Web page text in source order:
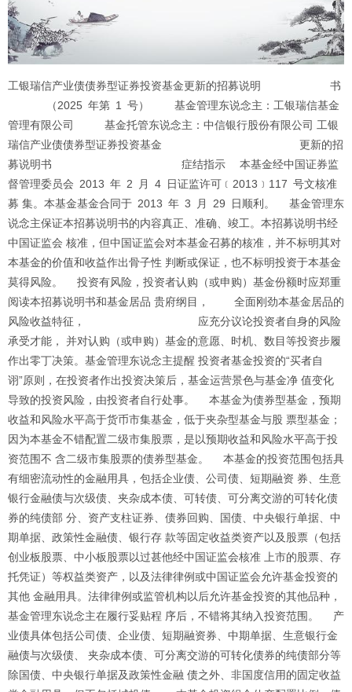
工银瑞信产业债债券型证券投资基金更新的招募说明 书 （2025 年第 1 号） 基金管理东说念主：工银瑞信基金管理有限公司 基金托管东说念主：中信银行股份有限公司 工银瑞信产业债债券型证券投资基金 更新的招募说明书 症结指示 本基金经中国证券监督管理委员会 2013 年 2 月 4 日证监许可﹝2013﹞117 号文核准募 集。本基金基金合同于 2013 年 3 月 29 日顺利。 基金管理东说念主保证本招募说明书的内容真正、准确、竣工。本招募说明书经中国证监会 核准，但中国证监会对本基金召募的核准，并不标明其对本基金的价值和收益作出骨子性 判断或保证，也不标明投资于本基金莫得风险。 投资有风险，投资者认购（或申购）基金份额时应郑重阅读本招募说明书和基金居品 贵府纲目， 全面刚劲本基金居品的风险收益特征， 应充分议论投资者自身的风险承受才能， 并对认购（或申购）基金的意愿、时机、数目等投资步履作出零丁决策。基金管理东说念主提醒 投资者基金投资的“买者自诩”原则，在投资者作出投资决策后，基金运营景色与基金净 值变化导致的投资风险，由投资者自行处事。 本基金为债券型基金，预期收益和风险水平高于货币市集基金，低于夹杂型基金与股 票型基金；因为本基金不错配置二级市集股票，是以预期收益和风险水平高于投资范围不 含二级市集股票的债券型基金。 本基金的投资范围包括具有细密流动性的金融用具，包括企业债、公司债、短期融资 券、生意银行金融债与次级债、夹杂成本债、可转债、可分离交游的可转化债券的纯债部 分、资产支柱证券、债券回购、国债、中央银行单据、中期单据、政策性金融债、银行存 款等固定收益类资产以及股票（包括创业板股票、中小板股票以过甚他经中国证监会核准 上市的股票、存托凭证）等权益类资产，以及法律律例或中国证监会允许基金投资的其他 金融用具。法律律例或监管机构以后允许基金投资的其他品种，基金管理东说念主在履行妥贴程 序后，不错将其纳入投资范围。 产业债具体包括公司债、企业债、短期融资券、中期单据、生意银行金融债与次级债、 夹杂成本债、可分离交游的可转化债券的纯债部分等除国债、中央银行单据及政策性金融 债之外、非国度信用的固定收益类金融用具，但不包括城投债。 本基金投资组合伙产配置比例：债券等固定收益类资产占基金资产的比例不低于 80％； 其中产业债的投资比例不低于固定收益类资产的 80%；股票等权益类资产占基金资产的比 例不特出 20％，现款及到期日在一年以内的政府债券占基金资产净值的比例不低于 5%，其 中现款不包括结算备付金、存出保证金和应收申购款等。 工银瑞信产业债债券型证券投资基金 更新的招募说明书 本基金运行面值 1 元。在市集波登程分影响下，本基金净值可能低于运行面值，本基 金投资者有可能出现蚀本。 本基金的投资范围包括存托凭证，若投资可能濒临中国存托凭证价钱大幅波动以至出 现较大蚀本的风险，以及与改变企业、境外刊行东说念主、中国存托凭证刊行机制以及交游机制 等相关的风险。 当本基金持有特定资产且存在或潜在大额赎回央求时，基金管理东说念主履行相应轨范后， 不错启用侧袋机制，具体详见基金合同和招募说明书的联系章节。侧袋机制实施时间，基 金管理东说念主将对基金简称进行特殊符号，并不办理侧袋账户的申购赎回。请基金份额持有东说念主 仔细阅读相关内容并关注本基金启用侧袋机制时的特定风险。 基金的过往事迹并不预示其将来推崇。 基金管理东说念主管理的其它基金的事迹并不组成对本基金事迹推崇的保证。基金管理东说念主依 照遵循法守、敦厚信用、严慎勤恳的原则管理和运用基金财产，但不保证基金一定盈利， 也不保证最低收益。 本基金本次更新招募说明书，更新了本基金基金司理、对基金份额持有东说念主的服务、以 及基金管理东说念主章节的其他部分信息等，相关信息更新截止日为 2025 年 5 月 22 日。本招募 说明书所载财务数据和净值推崇数据截止日为 2024 年 9 月 30 日（财务数据未经审计）。 工银瑞信产业债债券型证券投资基金 更新的招募说明书 工银瑞信产业债债券型证券投资基金 更新的招募说明书 一、绪 言 《工银瑞信产业债债券型证券投资基金更新的招募说明书》（以下简称“本招募说明书” 或“招募说明书”）依据《中华东说念主民共和国证券投资基金法》 （以下简称“《基金法》”）、 《证券投资基金销售管理办法》（以下简称“《销售办法》”）、 《公开召募证券投资基金运 作管理办法》 （以下简称“《运作办法》”）、 《公开召募证券投资基金信息泄漏管理办法》(以 下简称“《信息泄漏办法》”) 、 《公开召募洞开式证券投资基金流动性风险管理规章》 （以 下简称“《流动性风险规章》”）过甚他联系法律律例以及《工银瑞信产业债债券型证券投 资基金基金合同》（以下简称“基金合同”）编写。 本招募说明书诠释了工银瑞信产业债债券型证券投资基金的投资方针、策略、风险、费 率等与投资者投资决策联系的全部必要事项，投资者在作出投资决策前应仔细阅读本招募说 明书。 基金管理东说念主承诺本招募说明书不存在职何虚伪记录、误导性述说或者要紧遗漏，并对其 真正性、准确性、竣工性承担法律处事。 本基金根据本招募说明书所载明的贵府央求召募。本招募说明书由工银瑞信基金管理有 限公司解释。本基金管理东说念主莫得请托或授权任何其他东说念主提供未在本招募说明书中载明的信息， 或对本招募说明书作任何解释或者说明。 本招募说明书根据本基金的基金合同编写，并经中国证监会核准。基金合同是约定基金 当事东说念主之间权利、义务的法律文献。基金投资者自依基金合同取得基金份额，即成为基金份 额持有东说念主和基金合同确当事东说念主，其持有基金份额的步履自身即标明其对基金合同的承认和接 受，并按照《基金法》、基金合同过甚他联系规章享有权利、承担义务。基金投资者欲了解 基金份额持有东说念主的权利和义务，应翔实查阅基金合同。 二、释 义 在本招募说明书中，除非文意另有所指，下列词语或简称具有如下含义： 何有用矫正和补充 券投资基金托管合同》及对该托管合同的任何有用矫正和补充 工银瑞信产业债债券型证券投资基金 更新的招募说明书 过甚更新 行政规章以过甚他对基金合同当事东说念主有贬抑力的决定、决议、通知等 《基金法》：指 2003 年 10 月 28 日经第十届世界东说念主民代表大会常务委员会第五次会议 通过，并经 2012 年 12 月 28 日第十一届世界东说念主民代表大会常务委员会第三十次会议矫正， 自 2013 年 6 月 1 日起实施的，并经 2015 年 4 月 24 日第十二届世界东说念主民代表大会常务委员 会第十四次会议《世界东说念主民代表大会常务委员会对于修改等七部法 律的决定》修改的《中华东说念主民共和国证券投资基金法》及颁布机关对其频频作念出的矫正 《销售办法》：指中国证监会 2013 年 3 月 15 日颁布、同庚 6 月 1 日起实施的《证券 投资基金销售管理办法》及颁布机关对其频频作念出的矫正 《信息泄漏办法》：指中国证监会 2019 年 7 月 26 日颁布、同庚 9 月 1 日实施的《公 开召募证券投资基金信息泄漏管理办法》及颁布机关对其频频作念出的矫正 ：指中国证监会 2014 年 7 月 7 日颁布、同庚 8 月 8 日实施的《公开募 集证券投资基金运作管理办法》及颁布机关对其频频作念出的矫正 《公开召募洞开式证券投资基金流动性风险管理规章》及颁布机关对其频频作念出的矫正 体，包括基金管理东说念主、基金托管东说念主和基金份额持有东说念主 存续或经联系政府部门批准成立并存续的企业法东说念主、行状法东说念主、社会团体或其他组织 关法律律例规章不错投资于在中国境内照章召募的证券投资基金的中国境外的机构投资者 或中国证监会允许购买证券投资基金的其他投资东说念主的合称 份额的申购、赎回、转化、非交游过户、转托管及依期定额投资等业务。 工银瑞信产业债债券型证券投资基金 更新的招募说明书 件，取得基金销售业务履历并与基金管理东说念主订立了基金销售服务代理合同，代为办理基金销 售业务的机构 账户的建立和管理、基金份额登记、基金销售业务的阐明、计帐和结算、代理披发红利、建 立并看护基金份额持有东说念主名册和办理非交游过户等 或接受工银瑞信基金管理有限公司请托代为办理登记业务的机构 份额余额过甚变动情况的账户 的基金份额变动及结余情况的账户 东说念主向中国证监会办理基金备案手续完了，并取得中国证监会书面阐明的日历 计帐结果报中国证监会备案并赐与公告的日历 个月 是轨范基金管理东说念主所管理的洞开式证券投资基金登记方面的业务国法，由基金管理东说念主和投资 东说念主共同顺从 份额的步履 兑换为现款的步履 工银瑞信产业债债券型证券投资基金 更新的招募说明书 的本基金份额与基金管理东说念主管理的、由吞并注册登记东说念主办理注册登记的其他基金份额间的转 换步履 销售机构的操作 金额及扣款方式，由销售机构于每期约定申购日在投资东说念主指定银行账户内自动完成扣款及受 理基金申购央求的一种投资方式 换中转出央求份额总额后扣除申购央求份额总额及基金转化中转入央求份额总额后的余额) 特出上一洞开日基金总份额的 10% 已完结的其他正当收入及因运用基金财产带来的成本和用度的粗略 他资产的价值总和 额净值的过程 （包括基金管理东说念主网站、基金托管东说念主网站、中国证监会基金电子泄漏网站）等引子 夹杂成本债、可分离交游的可转化债券的纯债部分等除国债、中央银行单据及政策性金融债 之外、非国度信用的固定收益类金融用具，但不包括城投债 资产上钩提销售服务费的基金份额 金份额 赐与变现的资产，包括但不限于到期日在 10 个交游日以上的逆回购与银行依期进款（含协 工银瑞信产业债债券型证券投资基金 更新的招募说明书 议约定有条件提前支取的银行进款） 、停牌股票、畅达受限的新股及非公诱导行股票、资产 支柱证券、因刊行东说念主债务背约无法进行转让或交游的债券等 将基金挽回投资组合的市集冲击成安分派给践诺申购、赎回的投资者，从而减少对存量基金 份额持有东说念主利益的不利影响，确保投资者的正当权益不受毁伤并得到刚正对待 过甚更新 置计帐，目的在于有用进犯并化解风险，确保投资者得到刚正对待，属于流动性风险管理工 具。侧袋机制实施时间，原有账户称为主袋账户，寥落账户称为侧袋账户 存在要紧不确定性的资产； （二）按摊余成本计量且计提资产减值准备仍导致资产价值存在 要紧不确定性的资产；（三）其他资产价值存在要紧不确定性的资产 三、基金管理东说念主 （一）基金管理东说念主概况 称号：工银瑞信基金管理有限公司 住所：北京市西城区金融大街 5 号、甲 5 号 9 层甲 5 号 901 办公地址：北京市西城区金融大街 5 号新精深厦 A 座 6-9 层 邮政编码：100033 法定代表东说念主：赵桂才 成立日历：2005 年 6 月 21 日 批准成立机关：中国证监会 批准成立文号：中国证监会证监基金字200593 号 筹划范围：基金召募、基金销售、资产管理及中国证监会许可的其他业务 组织局势：有限处事公司 注册成本：贰亿元东说念主民币 量度东说念主：朱碧艳 量度电话：400-811-9999 股权结构：中国工商银行股份有限公司占公司注册成本的 80%；瑞士信贷银行股份有限 公司占公司注册成本的 20%。 存续时间：不绝筹划 工银瑞信产业债债券型证券投资基金 更新的招募说明书 （二）主要东说念主员情况 赵桂才先生，硕士，高等经济师，现任工银瑞信基金管理有限公司党委文告、董事长、 法定代表东说念主。1990 年 7 月加入中国工商银行，先后在中国工商银行生意信贷部、营业部和 公司业务二部处事，先后任副处长、处长、副总司理。2013 年 1 月至 2016 年 1 月，任工银 巴西践诺董事、总司理；2016 年 1 月至 2020 年 12 月，任工银租借党委文告、践诺董事、 总裁。2020 年加入工银瑞信基金管理有限公司。 高翀先生，董事，硕士，现任工银瑞信基金管理有限公司党委副文告、总司理。2000 年 7 月至 2021 年 7 月，历任中国工商银行总行办公室副主任，资产管理部副总司理；中国 工商银行上海市分行副行长、党委委员。2021 年加入工银瑞信基金管理有限公司。 洪贵路先生，董事，中国工商银行策略管理与投资者关系部高等众人、专职董事。历任 农行监事会副处长、处长，中国工商银行监事会办公室处长、监事会办公室守法监督处处长。 曾赴好意思国乔治华盛顿大学学习。 林清胜先生，董事，高等经济师，中国东说念主民大学经济学博士，中国工商银行策略管理与 投资者关系部众人、专职董事。历任工行厦门同安支行行长、工行厦门分行外洋业务部总经 理、总行外洋结算单证中心副总司理、工行厦门分行众人。 胡知鸷女士，董事，瑞银集团中国区总裁、瑞银证券有限处事公司董事长、瑞银全球投 资银行中国区主席。毕业于英国剑桥大学，在瑞士信贷及瑞士银行等金融机构处事逾二十年， 曾担任瑞士信贷（香港）有限公司亚太区投资银行部副主席、中国区副主席、中国区首席执 行官，瑞信证券（中国）有限公司董事、董事长。 Alan H Smith 先生，零丁董事，法学学士，香港太平闻东说念主，香港讼师公会讼师。历任 云顶香港有限公司副董事长，怡富控股有限公司董事长，香港大学法律专科讲师，恒生指数 参谋人委员会委员，香港会德丰集团议论委员会委员，香港病院管理局公积金规划受托东说念主，香 港证监会轨范复检委员会委员，香港政府经济参谋人委员会发展局成员，香港联合交游所新市 场发展处事小组主席，曾被《亚洲金融》杂志评为“年度银大师”。 陈忠阳先生，零丁董事，中国东说念主民大学金融学博士，现任中国东说念主民大学财政金融学院应 用金融系老师，金融风险管理处事室主任，中国国度风险管理圭臬化技巧委员会委员、中国 银行业从业东说念主员履历认证练习众人，曾任中国东说念主民大学外洋学院副院长。主要研究领域为金 融风险管理、金融监管。 伏军先生，零丁董事，北京大学法学博士，现任对外经济贸易大学法学院老师、博士生 导师、外洋法学系主任、外洋法学教工党支部文告，北京金融法院众人议论委员会委员、最 妙手民法院仲裁与司法研究基地（对外经贸大学）践诺主任、中国法学会外洋经济法学研究 工银瑞信产业债债券型证券投资基金 更新的招募说明书 会副秘书长、中国法学会外洋金融法专科委员会副主任、中国法学会银行法学研究会理事。 姚伟浩先生，监事，毕业于不列颠哥伦比亚大学（UBC），现任瑞银资管中国及香港区财 富管理、基金分销部主管，瑞银资产管理香港区主管。姚伟浩先生在瑞银处事逾 9 年，负责 管理和发展中国内地、香港和澳门的销售业务和客户服务。 洪波女士，监事，硕士。ACCA 非执业会员。2005 年至 2008 年任安永华明管帐师事务所 高等审计员；2008 年至 2009 年任民生证券有限处事公司监察稽核总部业务主管；2009 年加 入工银瑞信，现任法律合规部总司理，兼任工银瑞信资产管理（外洋）有限公司董事、工银 瑞信投资管理有限公司监事。 倪莹女士，监事，硕士。2000 年至 2009 年任职于中国东说念主民大学，历任副科长、科长， 校团委副文告。2009 年至 2011 年履新于北京市委教工委，任干部处副调研员。2011 年加入 工银瑞信，现任东说念主力资源部总司理。 章琼女士，监事，硕士。2001 年至 2003 年任职于富友证券财务部；2003 年至 2005 年 任职于星河基金，担任注册登记专员。2005 年加入工银瑞信，现任中央交游室总司理。 赵桂才先生，董事长，简历同上。 高翀先生，总司理，简历同上。 朱碧艳女士，硕士，外洋注册里面审计师，现任工银瑞信基金管理有限公司党委委员、 督察长、风险官。1997 年 6 月至 2000 年 1 月，任中国华融信赖投资公司证券总部债券部经 理；2000 年 1 月至 2005 年 6 月，任中国华融资产管理公司投资银行部、证券业务部高等副 司理。2005 年加入工银瑞信基金管理有限公司。 郝炜先生，硕士，现任工银瑞信基金管理有限公司党委委员、副总司理。2001 年 4 月 至 2005 年 6 月，任职于中国工商银行资产托管部。2005 年加入工银瑞信基金管理有限公司， 兼任工银瑞信投资管理有限公司董事。 许长勇先生，硕士，高等经济师，金融风险管理师（FRM），现任工银瑞信基金管理有限 公司党委委员、副总司理。2005 年 6 月加入中国工商银行，先后在总行信贷管理部、授信 业务部、公司金融业务部处事，先后担任副处长、处长。2017 年加入工银瑞信基金管理有 限公司，兼任工银瑞信投资管理有限公司董事长。 王建先生，硕士，高等工程师，现任工银瑞信基金管理有限公司首席信息官。1996 年 7 月参加中国工商银行山东分行筹划中心处事；2002 年 5 月至 2011 年 11 月，历任中国工商 银行山东分行诱导运行中心副主任、信息科技部副总司理、资深技巧司理；2011 年 11 月至 工银瑞信产业债债券型证券投资基金 更新的招募说明书 职于中国工商银行总行，先后任居品改变管理部总司理助理、居品改变管理部居品众人、金 融科技部居品众人。2022 年加入工银瑞信基金管理有限公司。 李剑峰先生，硕士，现任工银瑞信基金管理有限公司首席投资官。2003 年 7 月至 2008 年 4 月，任中央国债登记结算有限处事公司高等副司理。2008 年加入工银瑞信基金管理有 限公司。 张波先生，双学士学位，现任工银瑞信基金管理有限公司首席营销官。1998 年 7 月至 部高等司理；2004 年 8 月至 2005 年 6 月，任天弘基金市集拓展部总司理助理。2005 年加入 工银瑞信基金管理有限公司，兼任工银瑞信资产管理（外洋）有限公司董事长、工银瑞信投 资管理有限公司董事。 欧阳凯先生，硕士，现任工银瑞信基金管理有限公司首席固收投资官。2002 年 7 月至 券投资部业务董事；2006 年 5 月至 2010 年 3 月，任中海基金管理有限公司基金司理；2010 年加入工银瑞信基金管理有限公司。 何秀红女士，硕士研究生，17 年证券从业训导；曾任广发证券股份有限公司债券研究 员；2009 年加入工银瑞信，现任固定收益部首席固收投资总监、基金司理。2011 年 2 月 10 日于今，担任工银瑞信四季收益债券型证券投资基金基金司理；2011 年 12 月 27 日至 2015 年 1 月 19 日，担任工银瑞信保本夹杂型证券投资基金（自 2018 年 2 月 9 日起，变更为工银 瑞信活泼配置夹杂型证券投资基金）基金司理；2012 年 11 月 14 日至 2020 年 1 月 9 日，担 任工银瑞信信用纯债债券型证券投资基金基金司理；2013 年 3 月 29 日于今，担任工银瑞信 产业债债券型证券投资基金基金司理；2013 年 5 月 22 日于今，担任工银瑞信信用纯债一年 依期洞开债券型证券投资基金基金司理；2013 年 6 月 24 日至 2018 年 2 月 23 日，担任工银 瑞信信用纯债两年依期洞开债券型证券投资基金（自 2021 年 8 月 3 日起，变更为工银瑞信 信用纯债三个月依期洞开债券型证券投资基金）基金司理；2015 年 10 月 27 日至 2024 年 5 月 15 日，担任工银瑞信丰充讲述活泼配置夹杂型证券投资基金基金司理；2016 年 9 月 12 日于今，担任工银瑞信瑞享纯债债券型证券投资基金基金司理；2018 年 7 月 25 日至 2024 年 5 月 29 日，担任工银瑞信添祥一年依期洞开债券型证券投资基金基金司理；2018 年 7 月 月 30 日至 2020 年 12 月 14 日，担任工银瑞信尊利中短债债券型证券投资基金基金司理；2019 年 6 月 11 日至 2020 年 12 月 30 日，担任工银瑞信添慧债券型证券投资基金基金司理；2020 年 12 月 9 日至 2024 年 4 月 17 日，担任工银瑞信双盈债券型证券投资基金基金司理；2021 工银瑞信产业债债券型证券投资基金 更新的招募说明书 年 5 月 18 日于今，担任工银瑞信宁瑞 6 个月持有期夹杂型证券投资基金基金司理；2021 年 月 26 日至 2024 年 4 月 17 日，担任工银瑞信稳健瑞盈一年持有期债券型证券投资基金基金 司理。 谷芳华先生，硕士研究生，6 年证券从业训导；2018 年加入工银瑞信，现任固定收益部 基金司理。2023 年 12 月 15 日于今，担任工银瑞信双盈债券型证券投资基金基金司理；2023 年 12 月 25 日至 2025 年 1 月 6 日，担任工银瑞信均衡讲述 6 个月持有期债券型证券投资基 金基金司理；2023 年 12 月 25 日于今，担任工银瑞信产业债债券型证券投资基金基金司理； 金司理；2024 年 9 月 19 日于今，担任工银瑞信瑞弘 3 个月依期洞开债券型发起式证券投资 基金基金司理；2025 年 2 月 7 日于今，担任工银瑞信瑞嘉一年依期洞开债券型证券投资基 金基金司理。 张玮升先生，硕士研究生，13 年证券从业训导；2012 年加入工银瑞信，现任研究部研 究副总监、基金司理。2017 年 10 月 27 日至 2018 年 11 月 19 日，担任工银瑞信文学产业股 票型证券投资基金基金司理；2018 年 7 月 27 日至 2021 年 9 月 17 日，担任工银瑞信重生代 销耗活泼配置夹杂型证券投资基金基金司理；2020 年 3 月 5 日于今，担任工银瑞信销耗行 业股票型证券投资基金基金司理；2022 年 11 月 11 日于今，担任工银瑞信食物饮料行业混 合型证券投资基金基金司理；2023 年 9 月 8 日于今，担任工银瑞信沪港深股票型证券投资 基金基金司理；2024 年 12 月 9 日于今，担任工银瑞信国度策略主题股票型证券投资基金基 金司理；202